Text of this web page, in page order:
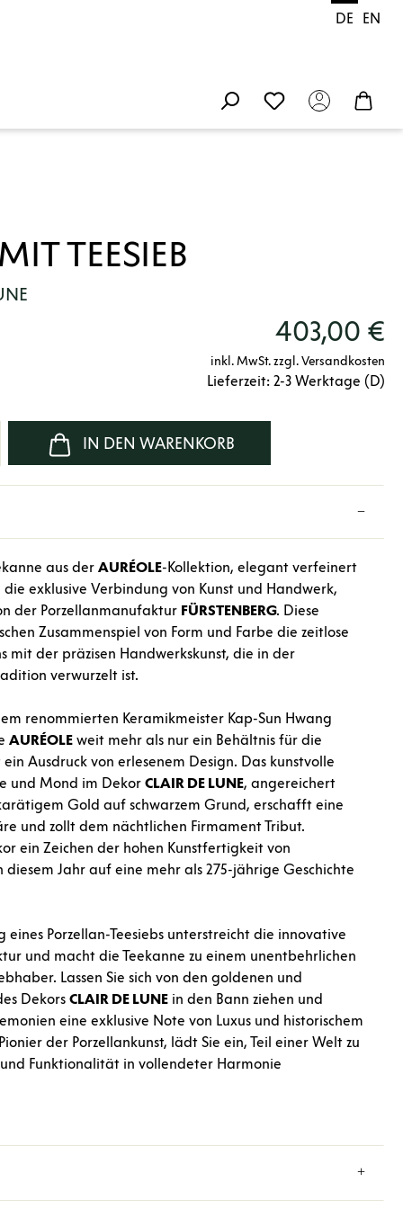
DE EN
TEESIEB
403,00 €
inkl. MwSt. zzgl. Versandkosten
Lieferzeit: 2-3 Werktage (D)
den gewünschten Wert ein oder
IN DEN WARENKORB
aus der AURÉOLE-Kollektion, elegant verfeinert
die exklusive Verbindung von Kunst und Handwerk,
der Porzellanmanufaktur FÜRSTENBERG. Diese
Zusammenspiel von Form und Farbe die zeitlose
mit der präzisen Handwerkskunst, die in der
verwurzelt ist.
renommierten Keramikmeister Kap-Sun Hwang
AURÉOLE weit mehr als nur ein Behältnis für die
ein Ausdruck von erlesenem Design. Das kunstvolle
und Mond im Dekor CLAIR DE LUNE, angereichert
Gold auf schwarzem Grund, erschafft eine
und zollt dem nächtlichen Firmament Tribut.
ein Zeichen der hohen Kunstfertigkeit von
diesem Jahr auf eine mehr als 275-jährige Geschichte
eines Porzellan-Teesiebs unterstreicht die innovative
und macht die Teekanne zu einem unentbehrlichen
Lassen Sie sich von den goldenen und
Dekors CLAIR DE LUNE in den Bann ziehen und
eine exklusive Note von Luxus und historischem
der Porzellankunst, lädt Sie ein, Teil einer Welt zu
Funktionalität in vollendeter Harmonie